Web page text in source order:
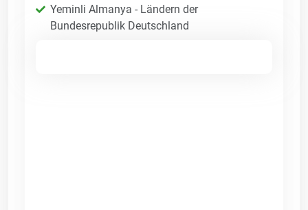
Yeminli Almanya - Ländern der
Bundesrepublik Deutschland